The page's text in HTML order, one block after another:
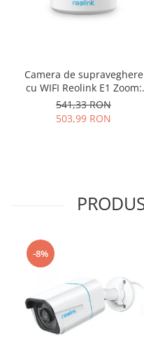
Camera de supraveghere
cu WIFI Reolink E1 Zoom:
zoom optic 3x, rezolutie
5MP, avertizare detectie
541,33 RON
503,99 RON
-8%